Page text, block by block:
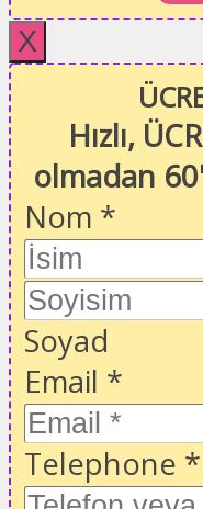
X
Hızlı,
olmadan
Nom *
Soyad
Email *
Telephone *